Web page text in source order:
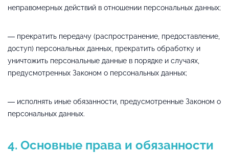
неправомерных действий в отношении персональных данных;
— прекратить передачу (распространение, предоставление,
доступ) персональных данных, прекратить обработку и
уничтожить персональные данные в порядке и случаях,
предусмотренных Законом о персональных данных;
— исполнять иные обязанности, предусмотренные Законом о
персональных данных.
4. Основные права и обязанности